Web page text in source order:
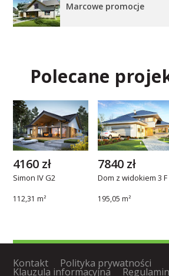
Marcowe promocje
Polecane
Simon IV G2
112,31 m²
4160 zł
Dom z widokiem 3 F
195,05 m²
7840 zł
Kontakt Polityka prywatności
Klauzula informacyjna Regulamin